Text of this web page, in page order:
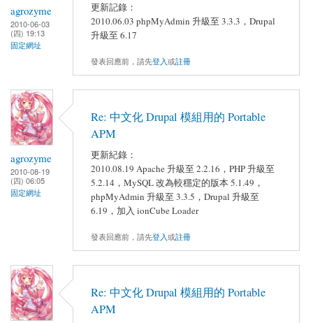
agrozyme
2010-06-03
(四) 19:13
固定網址
更新記錄：
2010.06.03 phpMyAdmin 升級至 3.3.3，Drupal
升級至 6.17
發表回應前，請先登入或註冊
agrozyme
2010-08-19
(四) 06:05
固定網址
Re: 中文化 Drupal 模組用的 Portable
APM
更新紀錄：
2010.08.19 Apache 升級至 2.2.16，PHP 升級至
5.2.14，MySQL 改為較穩定的版本 5.1.49，
phpMyAdmin 升級至 3.3.5，Drupal 升級至
6.19，加入 ionCube Loader
發表回應前，請先登入或註冊
Re: 中文化 Drupal 模組用的 Portable
APM